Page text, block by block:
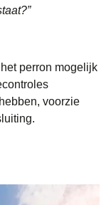
perron mogelijk
voorzie